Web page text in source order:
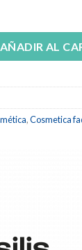
cantidad
AÑADIR AL
,Cosmetica